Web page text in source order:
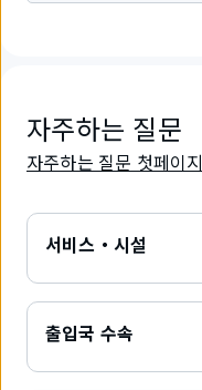
자주하는 질문
자주하는 질문 첫페이지
서비스・시설
출입국 수속